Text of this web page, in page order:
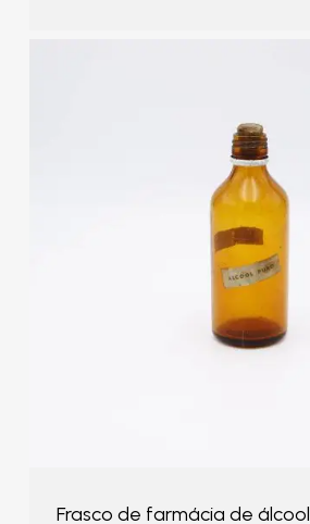
Frasco de farmácia de álcool